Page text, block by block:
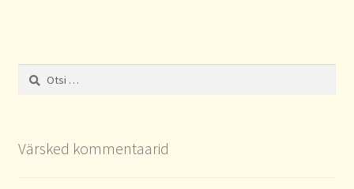
Otsi:
Värsked kommentaarid